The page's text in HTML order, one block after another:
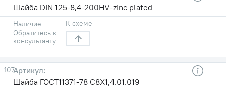
Шайба DIN 125-8,4-200HV-zinc plated
Наличие
Обратитесь к
консультанту
К схеме
107
Шайба ГОСТ11371-78 С8X1,4.01.019